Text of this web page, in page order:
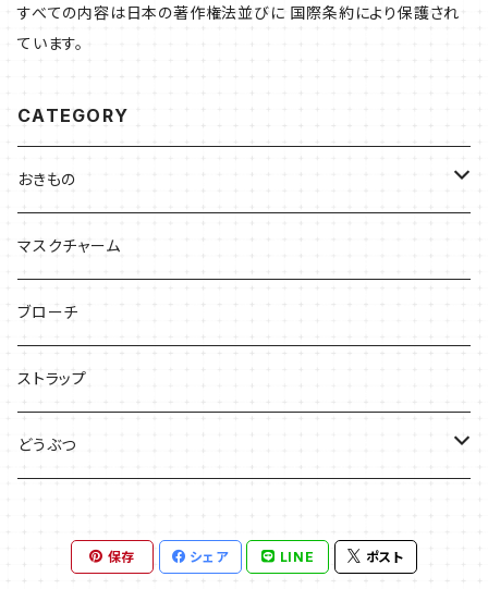
すべての内容は日本の著作権法並びに 国際条約により保護され
ています。
CATEGORY
おきもの
ひな人形
小さいおきもの
置物はしおき
五月飾り
一輪挿し
マスクチャーム
ブローチ
ストラップ
どうぶつ
保存 シェア LINE ポスト